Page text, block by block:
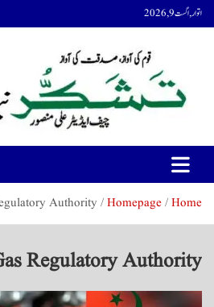
Skip
to
اتوار, اگست 9, 2026
Tashakur News
Home
Homepage
Authority
Regulatory Authority